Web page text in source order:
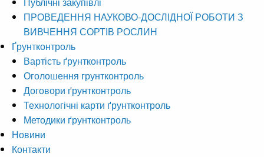
ПРОВЕДЕННЯ НАУКОВО-ДОСЛІДНОЇ РОБОТИ З
ВИВЧЕННЯ СОРТІВ РОСЛИН
Ґрунтконтроль
Вартість ґрунтконтроль
Оголошення грунтконтроль
Договори ґрунтконтроль
Технологічні карти ґрунтконтроль
Методики ґрунтконтроль
Новини
Контакти